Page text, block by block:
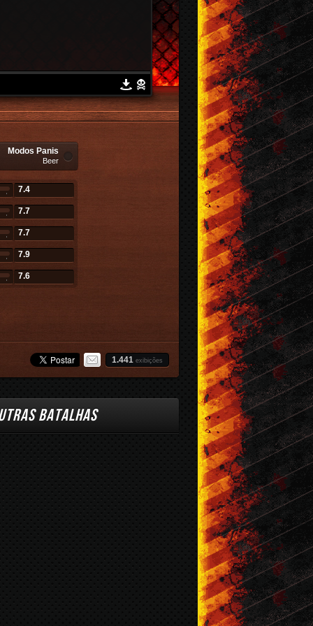
Modos Panis
Beer
7.4
7.7
7.7
7.9
7.6
1.441 exibições
BATALHAS